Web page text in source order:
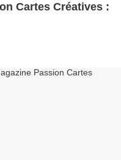
Cartes Créatives :